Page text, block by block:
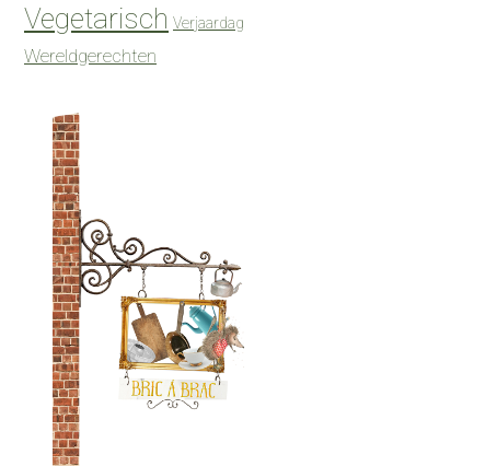
Vegetarisch Verjaardag
Wereldgerechten